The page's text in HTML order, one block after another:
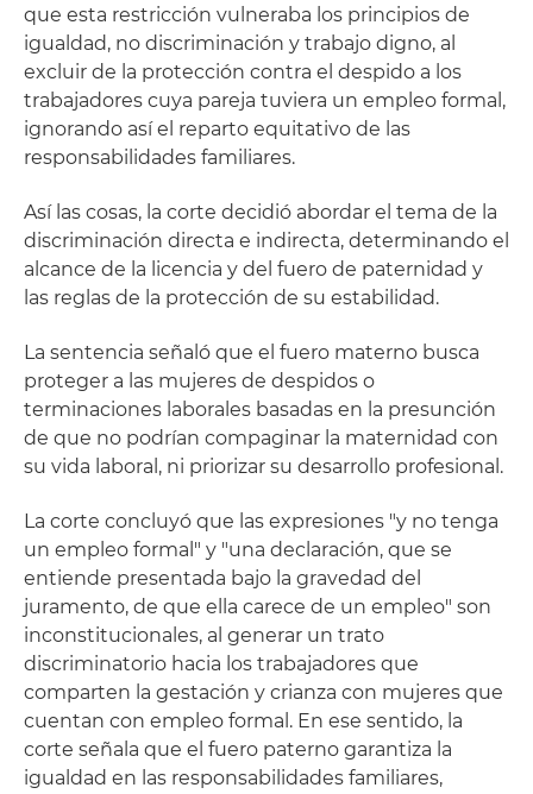
que esta restricción vulneraba los principios de
igualdad, no discriminación y trabajo digno, al
excluir de la protección contra el despido a los
trabajadores cuya pareja tuviera un empleo formal,
ignorando así el reparto equitativo de las
responsabilidades familiares.
Así las cosas, la corte decidió abordar el tema de la
discriminación directa e indirecta, determinando el
alcance de la licencia y del fuero de paternidad y
las reglas de la protección de su estabilidad.
La sentencia señaló que el fuero materno busca
proteger a las mujeres de despidos o
terminaciones laborales basadas en la presunción
de que no podrían compaginar la maternidad con
su vida laboral, ni priorizar su desarrollo profesional.
La corte concluyó que las expresiones "y no tenga
un empleo formal" y "una declaración, que se
entiende presentada bajo la gravedad del
juramento, de que ella carece de un empleo" son
inconstitucionales, al generar un trato
discriminatorio hacia los trabajadores que
comparten la gestación y crianza con mujeres que
cuentan con empleo formal. En ese sentido, la
corte señala que el fuero paterno garantiza la
igualdad en las responsabilidades familiares,